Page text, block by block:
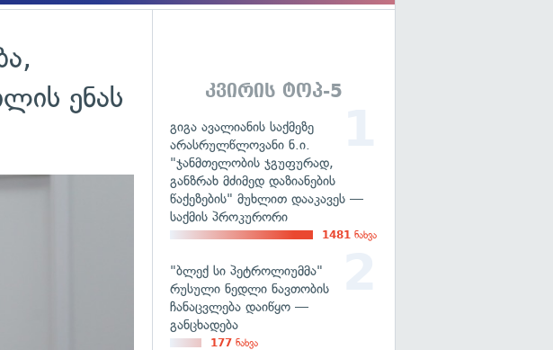
ენას
კვირის ტოპ-5
გიგა ავალიანის საქმეზე
არასრულწლოვანი ნ.ი.
"ჯანმთელობის ჯგუფურად,
განზრახ მძიმედ დაზიანების
წაქეზების" მუხლით დააკავეს —
საქმის პროკურორი
1481 ნახვა
"ბლექ სი პეტროლიუმმა"
რუსული ნედლი ნავთობის
ჩანაცვლება დაიწყო —
განცხადება
177 ნახვა